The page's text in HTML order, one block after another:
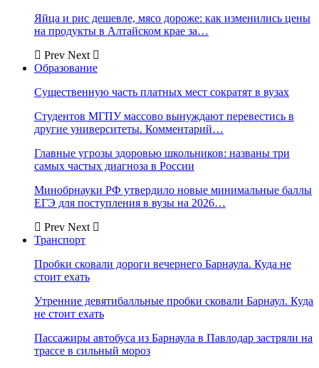
Яйца и рис дешевле, мясо дороже: как изменились цены
на продукты в Алтайском крае за…
Prev Next
Образование
Существенную часть платных мест сократят в вузах
Студентов МГПУ массово вынуждают перевестись в
другие университеты. Комментарий…
Главные угрозы здоровью школьников: названы три
самых частых диагноза в России
Минобрнауки РФ утвердило новые минимальные баллы
ЕГЭ для поступления в вузы на 2026…
Prev Next
Транспорт
Пробки сковали дороги вечернего Барнаула. Куда не
стоит ехать
Утренние девятибалльные пробки сковали Барнаул. Куда
не стоит ехать
Пассажиры автобуса из Барнаула в Павлодар застряли на
трассе в сильный мороз